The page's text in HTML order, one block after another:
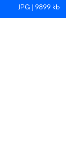
JPG | 9899 kb